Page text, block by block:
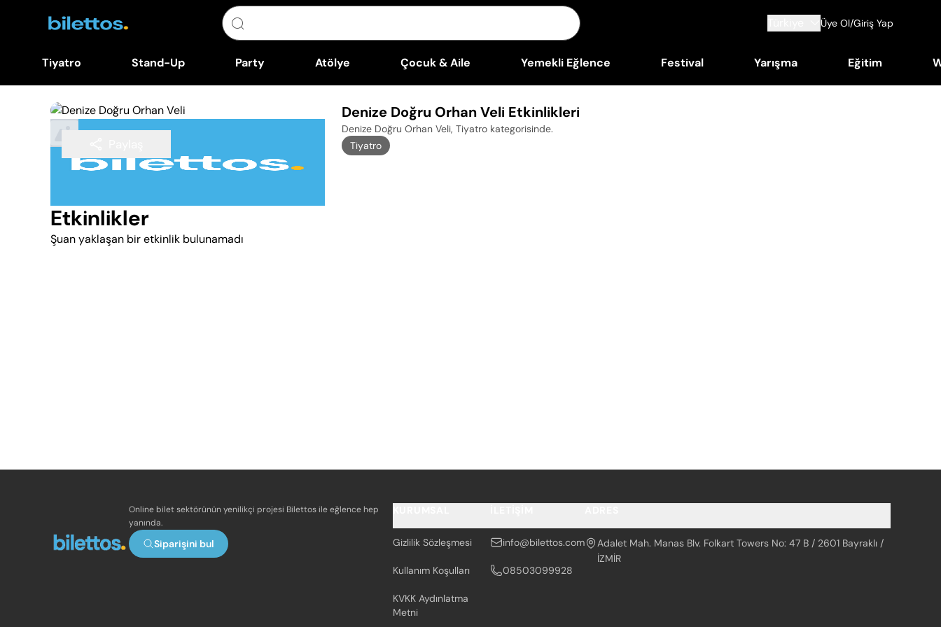
Üye Ol/Giriş Yap
Tiyatro Stand-Up Party Atölye Çocuk & Aile Yemekli Eğlence Festival Yarışma Eğitim
Denize Doğru Orhan Veli Etkinlikleri
Denize Doğru Orhan Veli, Tiyatro kategorisinde.
Tiyatro
Etkinlikler
Şuan yaklaşan bir etkinlik bulunamadı
Online bilet sektörünün yenilikçi projesi Bilettos ile eğlence hep
yanında.
Siparişini bul Gizlilik Sözleşmesi
Kullanım Koşulları
KVKK Aydınlatma
Metni
info@bilettos.com
08503099928
Adalet Mah. Manas Blv. Folkart Towers No: 47 B / 2601 Bayraklı /
İZMİR